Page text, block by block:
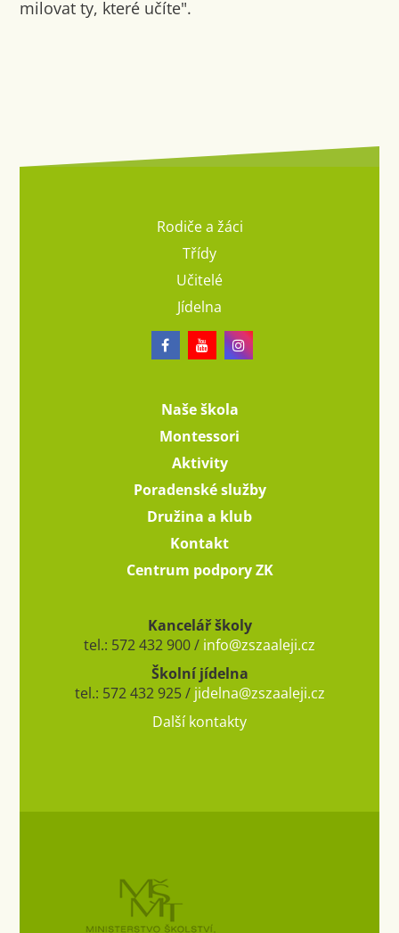
milovat ty, které učíte".
Rodiče a žáci
Třídy
Učitelé
Jídelna
Naše škola
Montessori
Aktivity
Poradenské služby
Družina a klub
Kontakt
Centrum podpory ZK
Kancelář školy
tel.: 572 432 900 / info@zszaaleji.cz
Školní jídelna
tel.: 572 432 925 / jidelna@zszaaleji.cz
Další kontakty